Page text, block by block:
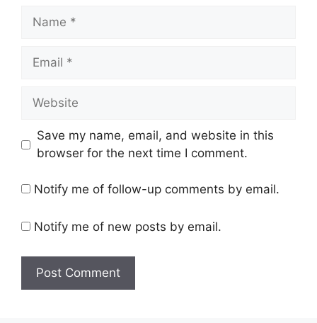
Name
Email
Website
Save my name, email, and website in this
browser for the next time I comment.
Notify me of follow-up comments by email.
Notify me of new posts by email.